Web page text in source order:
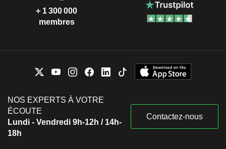
+ 1 300 000
membres
NOS EXPERTS À VOTRE
ÉCOUTE
Lundi - Vendredi 9h-12h / 14h-
18h
Contactez-nous